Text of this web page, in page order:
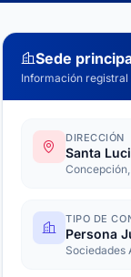
Sede
Información registral
DIRECCIÓN
Santa
TIPO DE
Persona
Sociedades